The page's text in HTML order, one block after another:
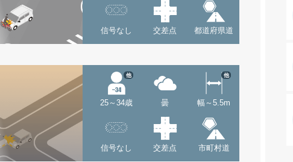
信号なし 交差点 都道府県道
25～34歳
他
曇 幅～5.5m
他
信号なし 交差点 市町村道